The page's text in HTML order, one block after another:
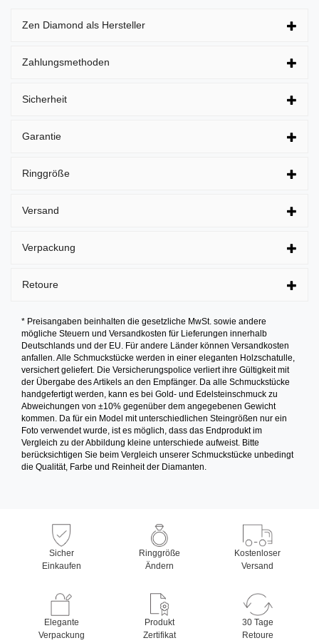
Zen Diamond als Hersteller
Zahlungsmethoden
Sicherheit
Garantie
Ringgröße
Versand
Verpackung
Retoure
* Preisangaben beinhalten die gesetzliche MwSt. sowie andere
mögliche Steuern und Versandkosten für Lieferungen innerhalb
Deutschlands und der EU. Für andere Länder können Versandkosten
anfallen. Alle Schmuckstücke werden in einer eleganten Holzschatulle,
versichert geliefert. Die Versicherungspolice verliert ihre Gültigkeit mit
der Übergabe des Artikels an den Empfänger. Da alle Schmuckstücke
handgefertigt werden, kann es bei Gold- und Edelsteinschmuck zu
Abweichungen von ±10% gegenüber dem angegebenen Gewicht
kommen. Da für ein Model mit unterschiedlichen Steingrößen nur ein
Foto verwendet wurde, ist es möglich, dass das Endprodukt im
Vergleich zu der Abbildung kleine unterschiede aufweist. Bitte
berücksichtigen Sie beim Vergleich unserer Schmuckstücke unbedingt
die Qualität, Farbe und Reinheit der Diamanten.
Sicher
Einkaufen
Ringgröße
Ändern
Kostenloser
Versand
Elegante
Verpackung
Produkt
Zertifikat
30 Tage
Retoure